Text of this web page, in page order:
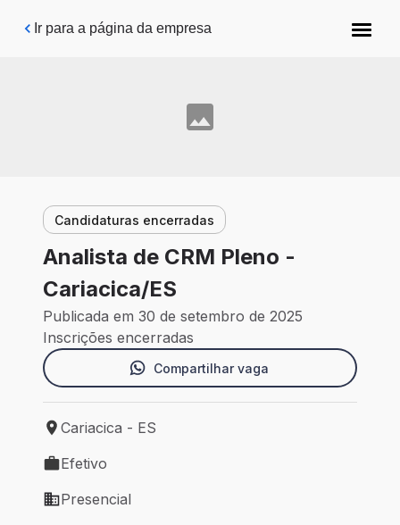
Pular para o conteúdo principal
Ir para a página da empresa
Candidaturas encerradas
Analista de CRM Pleno -
Cariacica/ES
Publicada em 30 de setembro de 2025
Inscrições encerradas
Compartilhar vaga
Local de trabalho: Cariacica - ES
Cariacica - ES
Tipo de vaga: Efetivo
Efetivo
Modelo de trabalho: Presencial
Presencial